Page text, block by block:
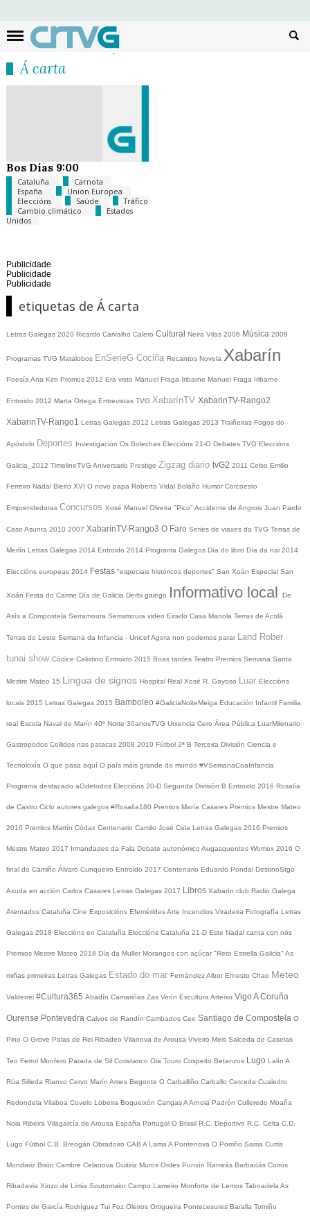
Á carta
Bos Días 9:00
Cataluña
Carnota
España
Unión Europea
Eleccións
Saúde
Tráfico
Cambio climático
Estados
Unidos
Publicidade
Publicidade
Publicidade
etiquetas de Á carta
Letras Galegas 2020 Ricardo Carvalho Calero Cultural Neira Vilas 2006 Música 2009
Programas TVG Matalobos EnSerieG Cociña Recantos Novela Xabarín
Poesía Ana Kiro Promos 2012 Era visto Manuel Fraga Iribarne Manuel Fraga Iribarne
Entroido 2012 Marta Ortega Entrevistas TVG XabarínTV XabarinTV-Rango2
XabarinTV-Rango1 Letras Galegas 2012 Letras Galegas 2013 Traiñeiras Fogos do
Apóstolo Deportes Investigación Os Bolechas Eleccións 21-O Debates TVG Eleccións
Galicia_2012 TimelineTVG Aniversario Prestige Zigzag diario tvG2 2011 Celso Emilio
Ferreiro Nadal Bieito XVI O novo papa Roberto Vidal Bolaño Humor Corcoesto
Emprendedoras Concursos Xosé Manuel Olveira "Pico" Accidente de Angrois Juan Pardo
Caso Asunta 2010 2007 XabarinTV-Rango3 O Faro Series de viaxes da TVG Terras de
Merlín Letras Galegas 2014 Entroido 2014 Programa Galegos Día do libro Día da nai 2014
Eleccións europeas 2014 Festas "especiais históricos deportes" San Xoán Especial San
Xoán Festa do Carme Día de Galicia Derbi galego Informativo local De
Asís a Compostela Serramoura Serramoura video Eirado Casa Manola Terras de Acolá
Terras do Leste Semana da Infancia - UnicefAgora non podemos parar Land Rober
tunai show Códice Calixtino Entroido 2015 Boas tardes Teatro Premios Semana Santa
Mestre Mateo 15 Lingua de signos Hospital Real Xosé R. Gayoso Luar Eleccións
locais 2015 Letras Galegas 2015 Bamboleo #GaliciaNoiteMeiga Educación Infantil Familia
real Escola Naval de Marín 40º Norte 30anosTVG Urxencia Cero Área Pública LuarMilenario
Gastropodos Collidos nas patacas 2008 2010 Fútbol 2ª B Terceira División Ciencia e
Tecnoloxía O que pasa aquí O país máis grande do mundo #VSemanaCoaInfancia
Programa destacado aGdetodos Eleccións 20-D Segunda División B Entroido 2016 Rosalía
de Castro Ciclo autores galegos #Rosalía180 Premios María Casares Premios Mestre Mateo
2016 Premios Martín Códax Centenario Camilo José Cela Letras Galegas 2016 Premios
Mestre Mateo 2017 Irmandades da Fala Debate autonómico Augasquentes Womex 2016 O
final do Camiño Álvaro Cunqueiro Entroido 2017 Centenario Eduardo Pondal DestinoStgo
Axuda en acción Carlos Casares Letras Galegas 2017 Libros Xabarín club Radio Galega
Atentados Cataluña Cine Exposicións EfeméridesArte Incendios Viradeira Fotografía Letras
Galegas 2018 Eleccións en Cataluña Eleccións Cataluña 21-D Este Nadal canta con nós
Premios Mestre Mateo 2018 Día da Muller Morangos con açúcar "Reto Estrella Galicia" As
miñas primeiras Letras Galegas Estado do mar Fernández Albor Ernesto Chao Meteo
Valderrei #Cultura365 Abadín Camariñas Zas Verín Escultura Arteixo Vigo A Coruña
Ourense Pontevedra Calvos de Randín Cambados Cee Santiago de Compostela O
Pino O Grove Palas de Rei Ribadeo Vilanova de Arousa Viveiro Meis Salceda de Caselas
Teo Ferrol Monfero Parada de Sil Coristanco Oia Touro Cospeito Betanzos Lugo Lalín A
Rúa Silleda Rianxo Cervo Marín Ames Begonte O Carballiño Carballo Cerceda Cualedro
Redondela Vilaboa Covelo Lobeira Boqueixón CangasA Arnoia Padrón Culleredo Moaña
Noia Ribeira Vilagarcía de Arousa España Portugal O Brasil R.C. Deportivo R.C. Celta C.D.
Lugo Fútbol C.B. Breogán Obradoiro CAB A Lama A Pontenova O Porriño Sarria Curtis
Mondariz Brión Cambre Celanova Guitiriz Muros Ordes Punxín Ramirás Barbadás Coirós
Ribadavia Xinzo de Limia Soutomaior Campo Lameiro Monforte de Lemos Taboadela As
Pontes de García Rodríguez Tui Foz Oleiros Ortigueira Pontecesures Baralla Tomiño